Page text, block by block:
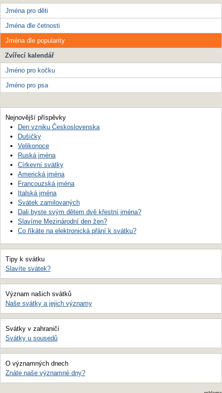
Jména pro děti
Jména dle četnosti
Jména dle popularity
Zvířecí kalendář
Jméno pro kočku
Jméno pro psa
Nejnovější příspěvky
Den vzniku Československa
Dušičky
Velikonoce
Ruská jména
Církevní svátky
Americká jména
Francouzská jména
Italská jména
Svátek zamilovaných
Dali byste svým dětem dvě křestní jména?
Slavíme Mezinárodní den žen?
Co říkáte na elektronická přání k svátku?
Tipy k svátku
Slavíte svátek?
Význam našich svátků
Naše svátky a jejich významy
Svátky v zahraničí
Svátky u sousedů
O významných dnech
Znáte naše významné dny?